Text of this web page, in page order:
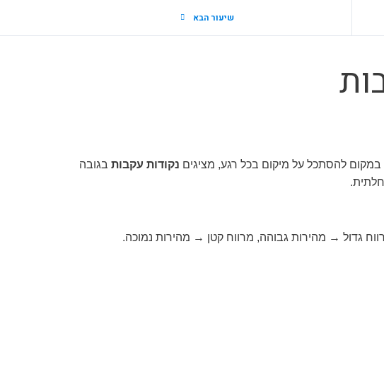
שיעור הבא
במקום להסתכל על מיקום בכל רגע, מציגים נקודות עקבות בגובה
גדול → מהירות גבוהה, מרווח קטן → מהירות נמוכה.